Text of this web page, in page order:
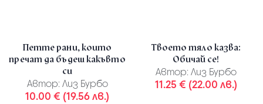
Петте рани, които
пречат да бъдеш какъвто
си
Автор: Лиз Бурбо
10.00 € (19.56 лв.)
Твоето тяло казва:
Обичай се!
Автор: Лиз Бурбо
11.25 € (22.00 лв.)